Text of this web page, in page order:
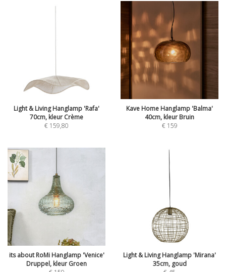
Light & Living Hanglamp 'Rafa'
70cm, kleur Crème
€ 159,80
Kave Home Hanglamp 'Balma'
40cm, kleur Bruin
€ 159
its about RoMi Hanglamp 'Venice'
Druppel, kleur Groen
Light & Living Hanglamp 'Mirana'
35cm, goud